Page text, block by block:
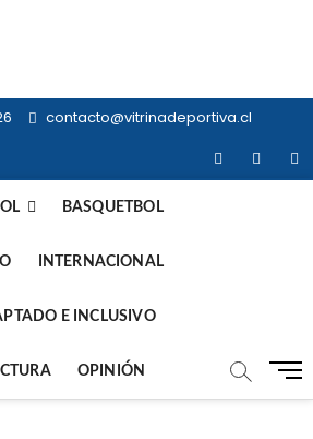
contacto@vitrinadeportiva.cl
facebooktwitter
BASQUETBOL
INTERNACIONAL
E INCLUSIVO
OPINIÓN
B